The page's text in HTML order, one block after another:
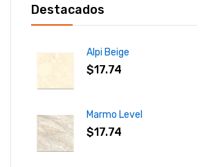
Destacados
Alpi Beige
$17.74
Marmo Level
$17.74